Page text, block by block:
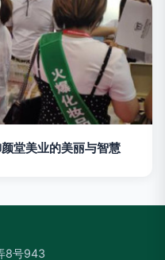
堂美业的美丽与智慧
8号943